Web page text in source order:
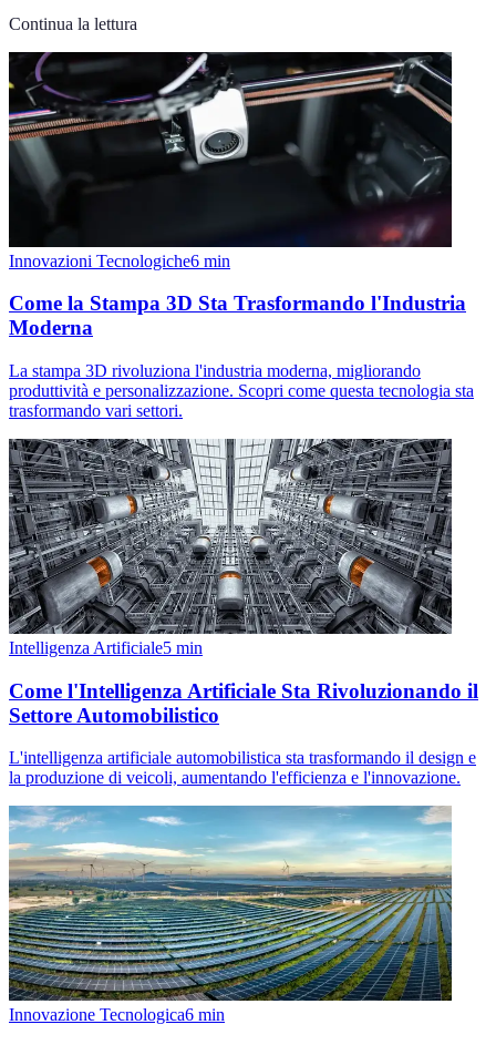
Continua la lettura
Innovazioni Tecnologiche6 min
Come la Stampa 3D Sta Trasformando l'Industria
Moderna
La stampa 3D rivoluziona l'industria moderna, migliorando
produttività e personalizzazione. Scopri come questa tecnologia sta
trasformando vari settori.
Intelligenza Artificiale5 min
Come l'Intelligenza Artificiale Sta Rivoluzionando il
Settore Automobilistico
L'intelligenza artificiale automobilistica sta trasformando il design e
la produzione di veicoli, aumentando l'efficienza e l'innovazione.
Innovazione Tecnologica6 min